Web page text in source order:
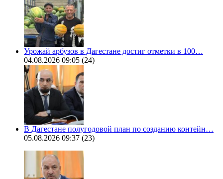
Урожай арбузов в Дагестане достиг отметки в 100…
04.08.2026 09:05 (24)
В Дагестане полугодовой план по созданию контейн…
05.08.2026 09:37 (23)